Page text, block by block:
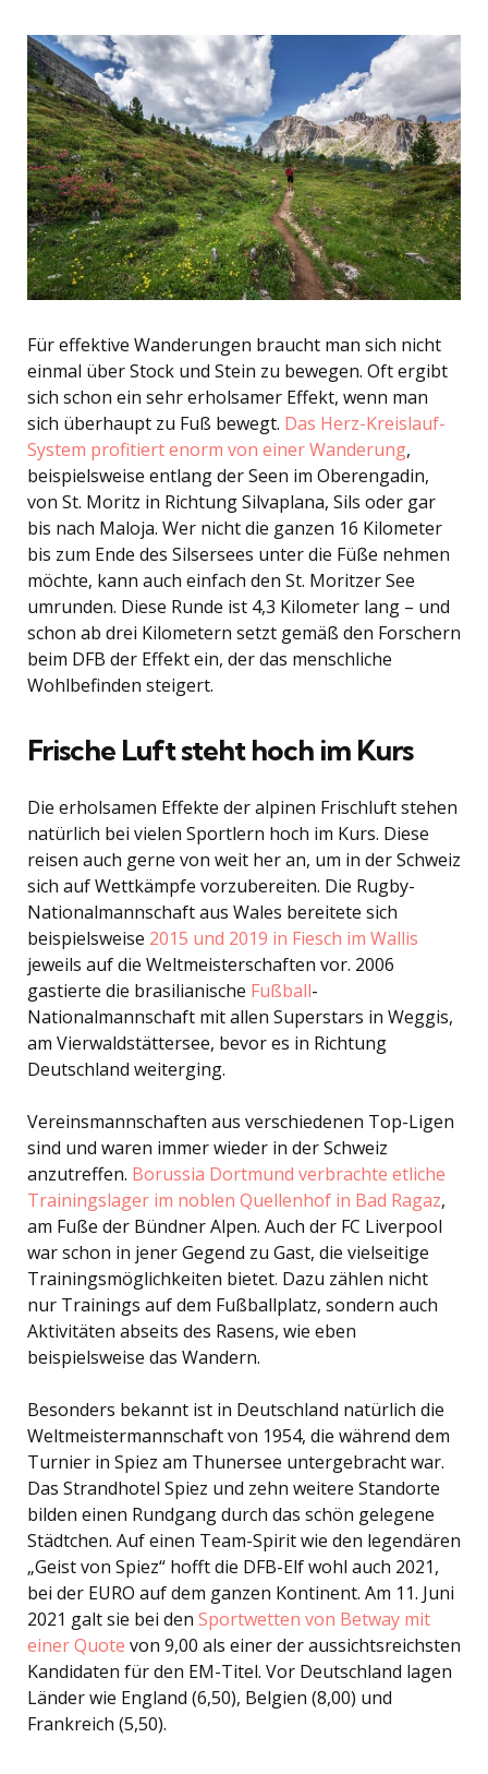
Für effektive Wanderungen braucht man sich nicht
einmal über Stock und Stein zu bewegen. Oft ergibt
sich schon ein sehr erholsamer Effekt, wenn man
sich überhaupt zu Fuß bewegt. Das Herz-Kreislauf-
System profitiert enorm von einer Wanderung,
beispielsweise entlang der Seen im Oberengadin,
von St. Moritz in Richtung Silvaplana, Sils oder gar
bis nach Maloja. Wer nicht die ganzen 16 Kilometer
bis zum Ende des Silsersees unter die Füße nehmen
möchte, kann auch einfach den St. Moritzer See
umrunden. Diese Runde ist 4,3 Kilometer lang – und
schon ab drei Kilometern setzt gemäß den Forschern
beim DFB der Effekt ein, der das menschliche
Wohlbefinden steigert.
Frische Luft steht hoch im Kurs
Die erholsamen Effekte der alpinen Frischluft stehen
natürlich bei vielen Sportlern hoch im Kurs. Diese
reisen auch gerne von weit her an, um in der Schweiz
sich auf Wettkämpfe vorzubereiten. Die Rugby-
Nationalmannschaft aus Wales bereitete sich
beispielsweise 2015 und 2019 in Fiesch im Wallis
jeweils auf die Weltmeisterschaften vor. 2006
gastierte die brasilianische Fußball-
Nationalmannschaft mit allen Superstars in Weggis,
am Vierwaldstättersee, bevor es in Richtung
Deutschland weiterging.
Vereinsmannschaften aus verschiedenen Top-Ligen
sind und waren immer wieder in der Schweiz
anzutreffen. Borussia Dortmund verbrachte etliche
Trainingslager im noblen Quellenhof in Bad Ragaz,
am Fuße der Bündner Alpen. Auch der FC Liverpool
war schon in jener Gegend zu Gast, die vielseitige
Trainingsmöglichkeiten bietet. Dazu zählen nicht
nur Trainings auf dem Fußballplatz, sondern auch
Aktivitäten abseits des Rasens, wie eben
beispielsweise das Wandern.
Besonders bekannt ist in Deutschland natürlich die
Weltmeistermannschaft von 1954, die während dem
Turnier in Spiez am Thunersee untergebracht war.
Das Strandhotel Spiez und zehn weitere Standorte
bilden einen Rundgang durch das schön gelegene
Städtchen. Auf einen Team-Spirit wie den legendären
„Geist von Spiez“ hofft die DFB-Elf wohl auch 2021,
bei der EURO auf dem ganzen Kontinent. Am 11. Juni
2021 galt sie bei den Sportwetten von Betway mit
einer Quote von 9,00 als einer der aussichtsreichsten
Kandidaten für den EM-Titel. Vor Deutschland lagen
Länder wie England (6,50), Belgien (8,00) und
Frankreich (5,50).